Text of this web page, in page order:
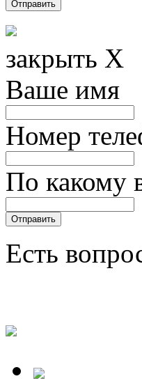
закрыть X
Ваше имя
Номер
По какому
Есть